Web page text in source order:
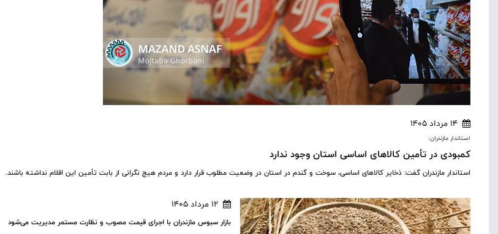
14 مرداد 1405
استاندار مازندران:
کمبودی در تأمین کالاهای اساسی استان وجود ندارد
استاندار مازندران گفت: ذخایر کالاهای اساسی، سوخت و گندم در استان در وضعیت مطلوب قرار دارد و مردم هیچ نگرانی از بابت تأمین این اقلام نداشته باشند.
12 مرداد 1405
بازار سبوس مازندران با اجرای قیمت مصوب و نظارت مستمر مدیریت می‌شود